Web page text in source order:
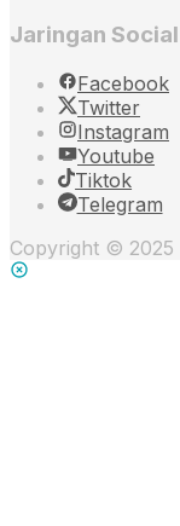
Jaringan Social
Facebook
Twitter
Instagram
Youtube
Tiktok
Telegram
Copyright © 2025